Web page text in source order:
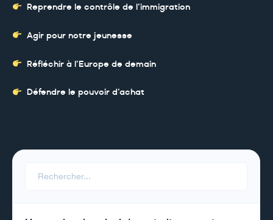
Reprendre le contrôle de l’immigration
Agir pour notre jeunesse
Réfléchir à l’Europe de demain
Défendre le pouvoir d’achat